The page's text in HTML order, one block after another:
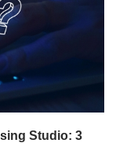
Studio: 3